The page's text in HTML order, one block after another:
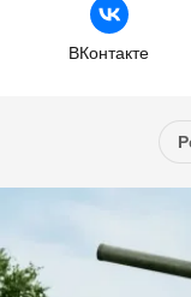
ВКонтакте